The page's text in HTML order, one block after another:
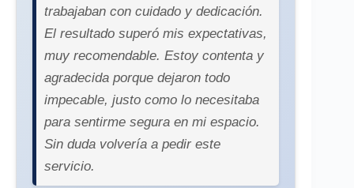
trabajaban con cuidado y dedicación.
El resultado superó mis expectativas,
muy recomendable. Estoy contenta y
agradecida porque dejaron todo
impecable, justo como lo necesitaba
para sentirme segura en mi espacio.
Sin duda volvería a pedir este
servicio.